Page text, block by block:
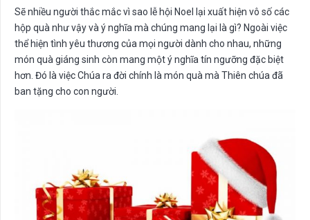
Sẽ nhiều người thắc mắc vì sao lễ hội Noel lại xuất hiện vô số các
hộp quà như vậy và ý nghĩa mà chúng mang lại là gì? Ngoài việc
thể hiện tình yêu thương của mọi người dành cho nhau, những
món quà giáng sinh còn mang một ý nghĩa tín ngưỡng đặc biệt
hơn. Đó là việc Chúa ra đời chính là món quà mà Thiên chúa đã
ban tặng cho con người.